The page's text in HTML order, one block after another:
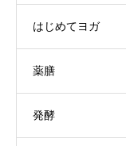
はじめてヨガ
薬膳
発酵